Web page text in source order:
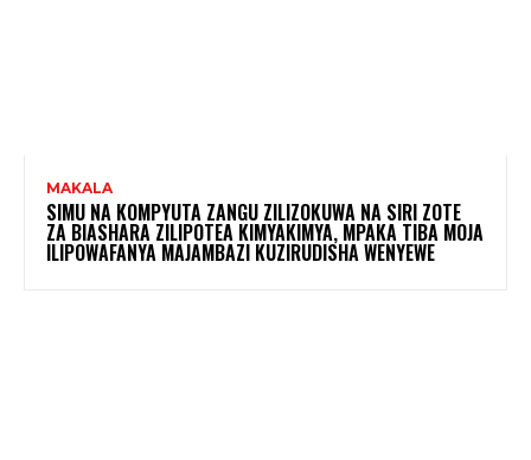
MAKALA
SIMU NA KOMPYUTA ZANGU ZILIZOKUWA NA SIRI ZOTE
ZA BIASHARA ZILIPOTEA KIMYAKIMYA, MPAKA TIBA MOJA
ILIPOWAFANYA MAJAMBAZI KUZIRUDISHA WENYEWE